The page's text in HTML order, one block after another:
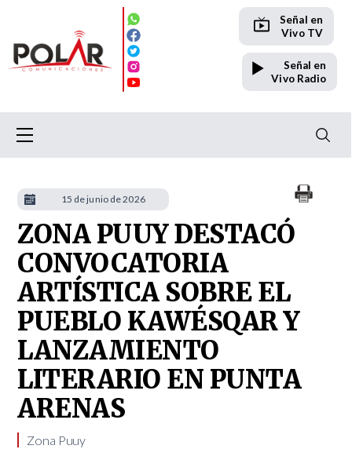
Señal en
Vivo TV
Señal en
Vivo Radio
ZONA PUUY DESTACÓ
CONVOCATORIA
ARTÍSTICA SOBRE EL
PUEBLO KAWÉSQAR Y
LANZAMIENTO
LITERARIO EN PUNTA
ARENAS
Zona Puuy
15 de junio de 2026